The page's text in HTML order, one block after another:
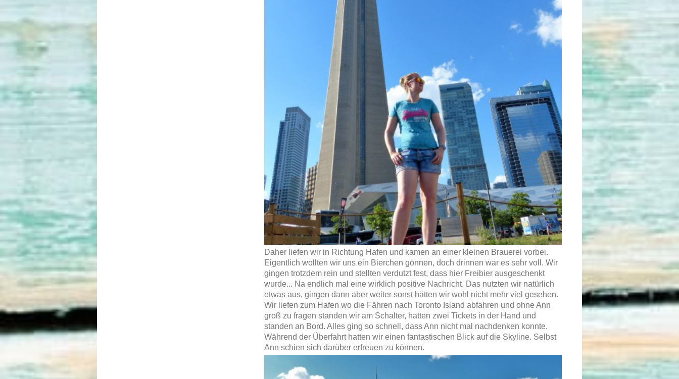
Daher liefen wir in Richtung Hafen und kamen an einer kleinen Brauerei vorbei.
Eigentlich wollten wir uns ein Bierchen gönnen, doch drinnen war es sehr voll. Wir
gingen trotzdem rein und stellten verdutzt fest, dass hier Freibier ausgeschenkt
wurde... Na endlich mal eine wirklich positive Nachricht. Das nutzten wir natürlich
etwas aus, gingen dann aber weiter sonst hätten wir wohl nicht mehr viel gesehen.
Wir liefen zum Hafen wo die Fähren nach Toronto Island abfahren und ohne Ann
groß zu fragen standen wir am Schalter, hatten zwei Tickets in der Hand und
standen an Bord. Alles ging so schnell, dass Ann nicht mal nachdenken konnte.
Während der Überfahrt hatten wir einen fantastischen Blick auf die Skyline. Selbst
Ann schien sich darüber erfreuen zu können.